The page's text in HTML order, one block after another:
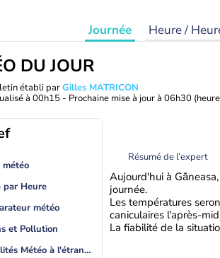
Journée Heure /
DU JOUR
établi parGilles MATRICON
à 00h15 - Prochaine mise à jour à 06h30
météo
par Heure
météo
et Pollution
Actualités Météo à l'étranger
Résumé de l’expert
Aujourd'hui à
journée.
Les températures
caniculaires l'après-
La fiabilité de la